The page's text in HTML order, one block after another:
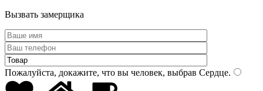
Вызвать замерщика
Пожалуйста, докажите, что вы человек, выбрав Сердце.